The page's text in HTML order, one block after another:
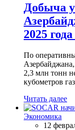
Добыча
2025
По
2,3 млн тонн
кубометров
Читать далее
Экономика
12